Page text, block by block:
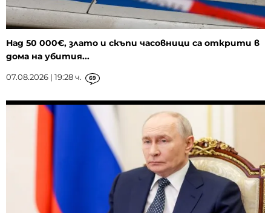
Над 50 000€, злато и скъпи часовници са открити в
дома на убития...
07.08.2026 | 19:28 ч. 69